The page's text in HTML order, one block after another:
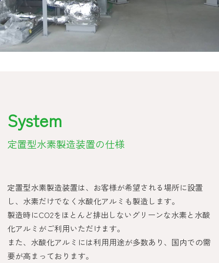
System
定置型水素製造装置の仕様
定置型水素製造装置は、お客様が希望される場所に設置
し、水素だけでなく水酸化アルミも製造します。
製造時にCO2をほとんど排出しないグリーンな水素と水酸
化アルミがご利用いただけます。
また、水酸化アルミには利用用途が多数あり、国内での需
要が高まっております。